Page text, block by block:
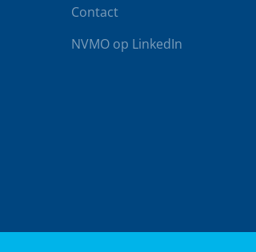
Contact
NVMO op LinkedIn